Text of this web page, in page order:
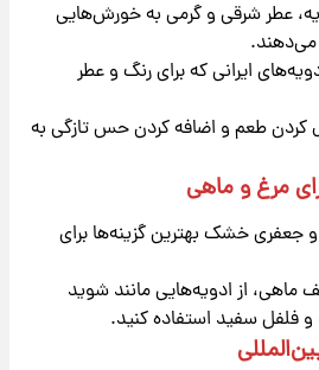
عطر شرقی و گرمی به خورش‌هایی
می‌دهند.
ایرانی که برای رنگ و عطر
کردن طعم و اضافه کردن حس تازگی به
و جعفری خشک بهترین گزینه‌ها برای
از ادویه‌هایی مانند شوید
فلفل سفید استفاده کنید.